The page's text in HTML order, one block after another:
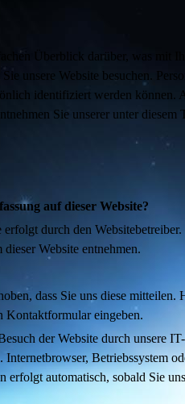
Überblick darüber, was mit
unsere Website besuchen.
identifiziert werden können.
Sie unserer unter diesem
auf dieser Website?
durch den Websitebetreiber.
Website entnehmen.
dass Sie uns diese mitteilen.
Kontaktformular eingeben.
der Website durch unsere
Betriebssystem
erfolgt automatisch, sobald Sie